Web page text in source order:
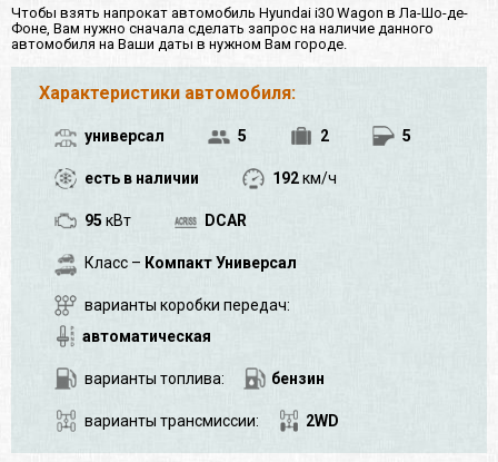
Чтобы взять напрокат автомобиль Hyundai i30 Wagon в Ла-Шо-де-
Фоне, Вам нужно сначала сделать запрос на наличие данного
автомобиля на Ваши даты в нужном Вам городе.
Характеристики автомобиля:
универсал 5 2 5
есть в наличии 192км/ч
95 кВт DCAR
Класс – Компакт Универсал
варианты коробки передач:
автоматическая
варианты топлива: бензин
варианты трансмиссии: 2WD